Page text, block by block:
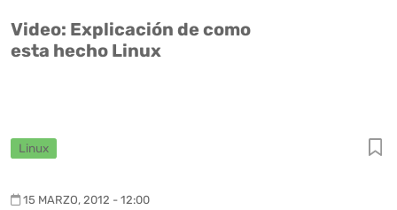
Video: Explicación de como
esta hecho Linux
Linux
15 MARZO, 2012 - 12:00